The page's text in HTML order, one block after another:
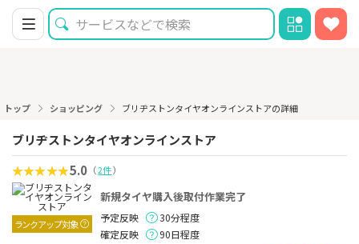
トップ ショッピング ブリヂストンタイヤオンラインストアの詳細
ブリヂストンタイヤオンラインストア
5.0 （2件）
ランクアップ対象
新規タイヤ購入後取付作業完了
予定反映
30分程度
確定反映
90日程度